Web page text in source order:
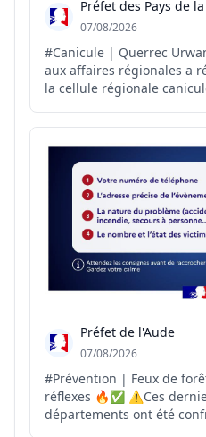
07/08/2026
#Canicule | Querrec
aux affaires régionales a
la cellule régionale
conséquences des fortes
sécheresse sur le territoire. Autour de
réunion : rep...
Préfet de l'Aude
07/08/2026
#Prévention | Feux de
réflexes 🔥✅ ⚠️Ces derniers jours, plusieurs
départements ont été